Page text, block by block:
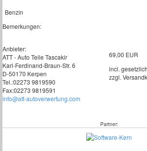
Benzin
Bemerkungen:
Anbieter:
ATT - Auto Teile Tascakir
Karl-Ferdinand-Braun-Str. 6
D-50170 Kerpen
Tel.:02273 9819590
Fax:02273 9819591
info@att-autoverwertung.com
69,00 EUR
incl.
zzgl.
Partner: